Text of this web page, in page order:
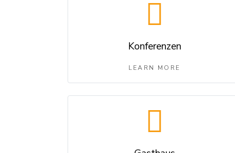
Konferenzen
LEARN MORE